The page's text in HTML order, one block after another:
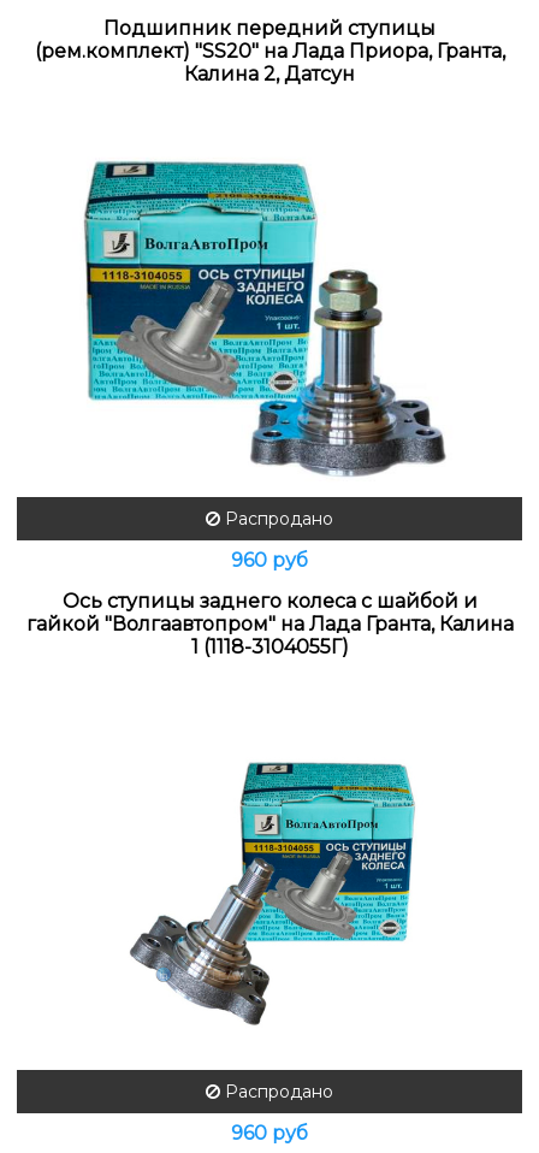
Подшипник передний ступицы
(рем.комплект) "SS20" на Лада Приора, Гранта,
Калина 2, Датсун
Распродано
960 руб
Ось ступицы заднего колеса с шайбой и
гайкой "Волгаавтопром" на Лада Гранта, Калина
1 (1118-3104055Г)
Распродано
960 руб